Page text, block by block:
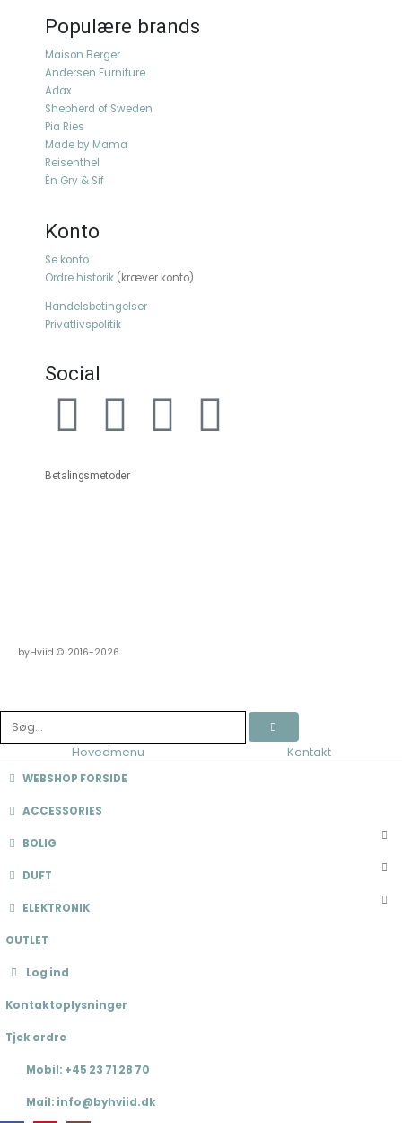
Populære brands
Maison Berger
Andersen Furniture
Adax
Shepherd of Sweden
Pia Ries
Made by Mama
Reisenthel
Én Gry & Sif
Konto
Se konto
Ordre historik (kræver konto)
Handelsbetingelser
Privatlivspolitik
Social
Betalingsmetoder
byHviid © 2016-2026
Hovedmenu Kontakt
WEBSHOP FORSIDE
ACCESSORIES
BOLIG
DUFT
ELEKTRONIK
OUTLET
Log ind
Kontaktoplysninger
Tjek ordre
Mobil: +45 23 71 28 70
Mail: info@byhviid.dk